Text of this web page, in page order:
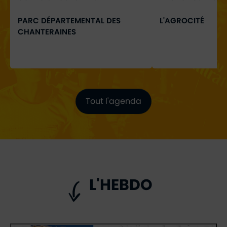
PARC DÉPARTEMENTAL DES
CHANTERAINES
L'AGROCITÉ
Tout l'agenda
L'HEBDO